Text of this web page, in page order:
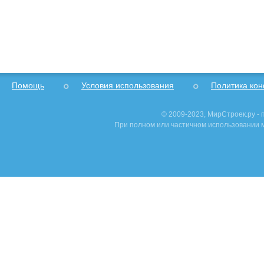
Помощь Условия использования Политика
© 2009-2023, МирСтроек.ру -
При полном или частичном использовании